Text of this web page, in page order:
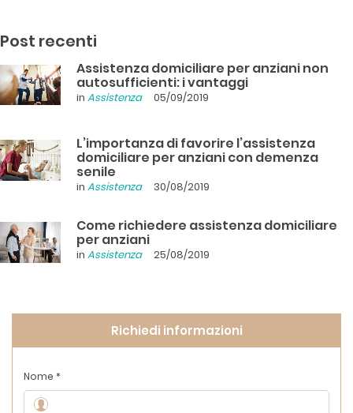
Post recenti
Assistenza domiciliare per anziani non
autosufficienti: i vantaggi
in Assistenza 05/09/2019
L’importanza di favorire l’assistenza
domiciliare per anziani con demenza
senile
in Assistenza 30/08/2019
Come richiedere assistenza domiciliare
per anziani
in Assistenza 25/08/2019
Richiedi informazioni
Nome *